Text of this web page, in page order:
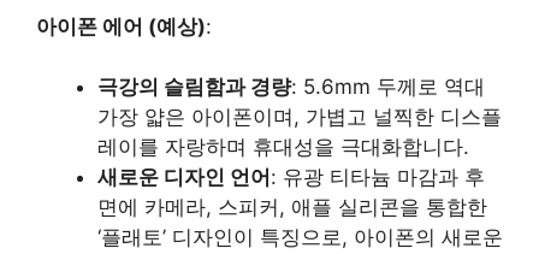
아이폰 에어 (예상):
극강의 슬림함과 경량: 5.6mm 두께로 역대
가장 얇은 아이폰이며, 가볍고 널찍한 디스플
레이를 자랑하며 휴대성을 극대화합니다.
새로운 디자인 언어 : 유광 티타늄 마감과 후
면에 카메라, 스피커, 애플 실리콘을 통합한
‘플래토’ 디자인이 특징으로, 아이폰의 새로운